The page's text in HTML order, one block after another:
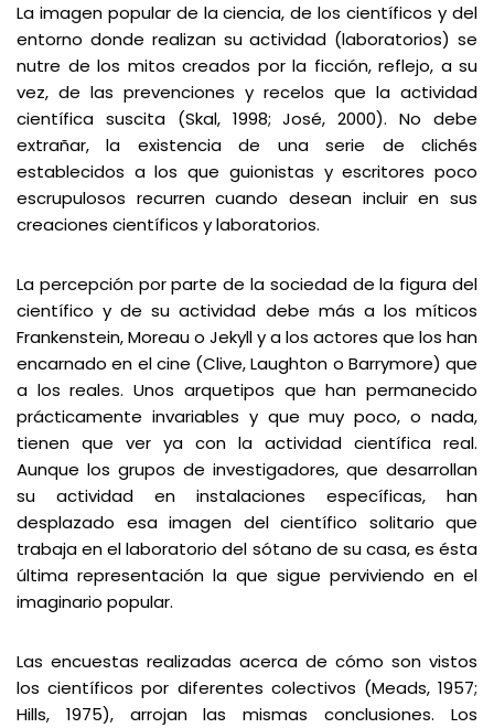
La imagen popular de la ciencia, de los científicos y del
entorno donde realizan su actividad (laboratorios) se
nutre de los mitos creados por la ficción, reflejo, a su
vez, de las prevenciones y recelos que la actividad
científica suscita (Skal, 1998; José, 2000). No debe
extrañar, la existencia de una serie de clichés
establecidos a los que guionistas y escritores poco
escrupulosos recurren cuando desean incluir en sus
creaciones científicos y laboratorios.
La percepción por parte de la sociedad de la figura del
científico y de su actividad debe más a los míticos
Frankenstein, Moreau o Jekyll y a los actores que los han
encarnado en el cine (Clive, Laughton o Barrymore) que
a los reales. Unos arquetipos que han permanecido
prácticamente invariables y que muy poco, o nada,
tienen que ver ya con la actividad científica real.
Aunque los grupos de investigadores, que desarrollan
su actividad en instalaciones específicas, han
desplazado esa imagen del científico solitario que
trabaja en el laboratorio del sótano de su casa, es ésta
última representación la que sigue perviviendo en el
imaginario popular.
Las encuestas realizadas acerca de cómo son vistos
los científicos por diferentes colectivos (Meads, 1957;
Hills, 1975), arrojan las mismas conclusiones. Los